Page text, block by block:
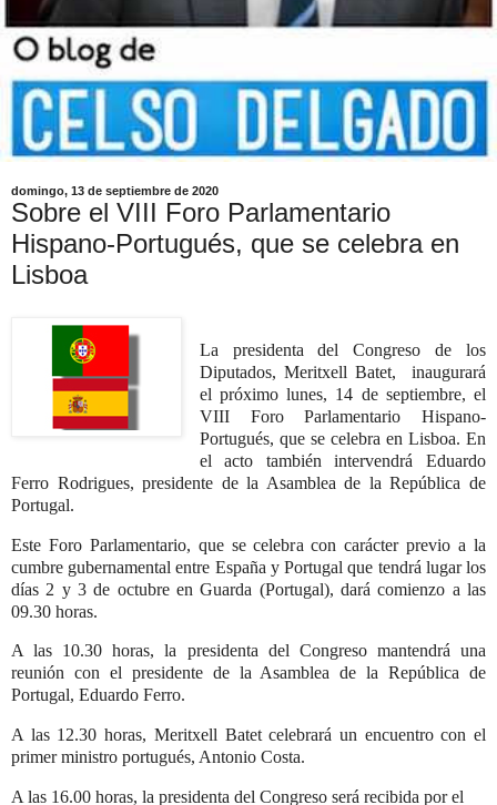
domingo, 13 de septiembre de 2020
Sobre el VIII Foro Parlamentario
Hispano-Portugués, que se celebra en
Lisboa
La presidenta del Congreso de los
Diputados, Meritxell Batet, inaugurará
el próximo lunes, 14 de septiembre, el
VIII Foro Parlamentario Hispano-
Portugués, que se celebra en Lisboa. En
el acto también intervendrá Eduardo
Ferro Rodrigues, presidente de la Asamblea de la República de
Portugal.
Este Foro Parlamentario, que se celebra con carácter previo a la
cumbre gubernamental entre España y Portugal que tendrá lugar los
días 2 y 3 de octubre en Guarda (Portugal), dará comienzo a las
09.30 horas.
A las 10.30 horas, la presidenta del Congreso mantendrá una
reunión con el presidente de la Asamblea de la República de
Portugal, Eduardo Ferro.
A las 12.30 horas, Meritxell Batet celebrará un encuentro con el
primer ministro portugués, Antonio Costa.
A las 16.00 horas, la presidenta del Congreso será recibida por el